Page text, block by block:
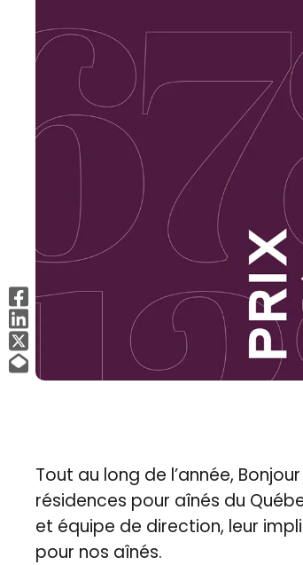
Tout au long de l’année,
résidences pour aînés du
et équipe de direction, leur
pour nos aînés.